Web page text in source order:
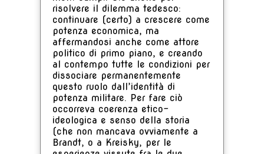
risolvere il dilemma tedesco:
continuare (certo) a crescere come
potenza economica, ma
affermandosi anche come attore
politico di primo piano, e creando
al contempo tutte le condizioni per
dissociare permanentemente
questo ruolo dall’identità di
potenza militare. Per fare ciò
occorreva coerenza etico-
ideologica e senso della storia
(che non mancava ovviamente a
Brandt, o a Kreisky, per le